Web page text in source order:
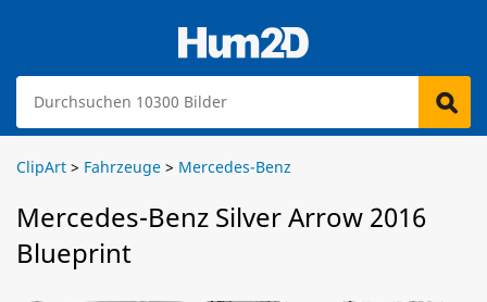
ClipArt > Fahrzeuge > Mercedes-Benz
Mercedes-Benz Silver Arrow 2016
Blueprint